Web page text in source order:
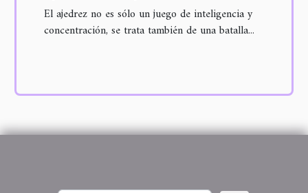
El ajedrez no es sólo un juego de inteligencia y
concentración, se trata también de una batalla...